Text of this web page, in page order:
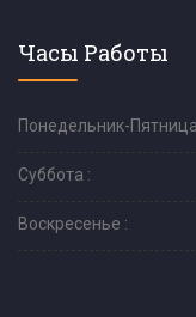
Часы Работы
Понедельник-
Суббота :
Воскресенье :